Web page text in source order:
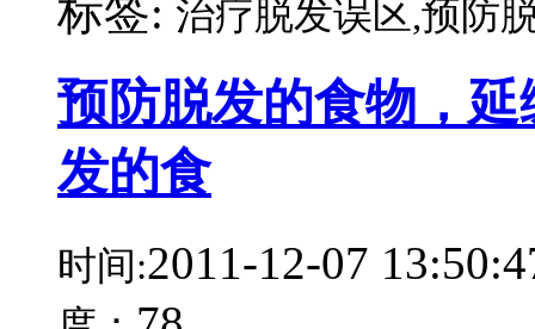
标签: 治疗脱发误区,预防
预防脱发的食物，
发的食
时间:2011-12-07